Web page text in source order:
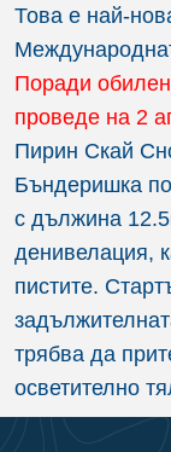
Това е най-
Поради
проведе на 2
Пирин Скай
Бъндеришка
с дължина
денивелация,
пистите.
трябва да
осветително